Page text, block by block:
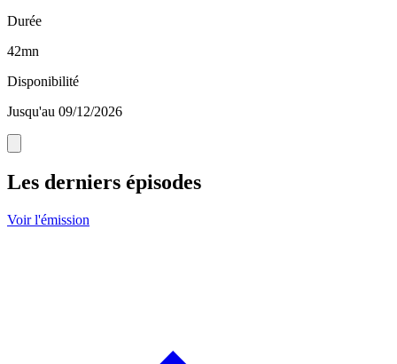
Durée
42mn
Disponibilité
Jusqu'au 09/12/2026
Les derniers épisodes
Voir l'émission